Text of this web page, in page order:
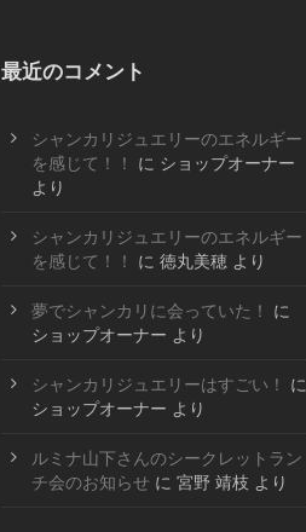
最近のコメント
シャンカリジュエリーのエネルギー
を感じて！！
に ショップオーナー
より
シャンカリジュエリーのエネルギー
を感じて！！
に 徳丸美穂 より
夢でシャンカリに会っていた！
に
ショップオーナー より
シャンカリジュエリーはすごい！
に
ショップオーナー より
ルミナ山下さんのシークレットラン
チ会のお知らせ に 宮野 靖枝 より